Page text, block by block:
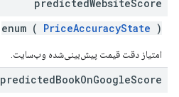
predictedWebsiteScore
enum ( PriceAccuracyState )
امتیاز دقت قیمت پیش‌بینی‌شده وب‌سایت.
predictedBookOnGoogleScore